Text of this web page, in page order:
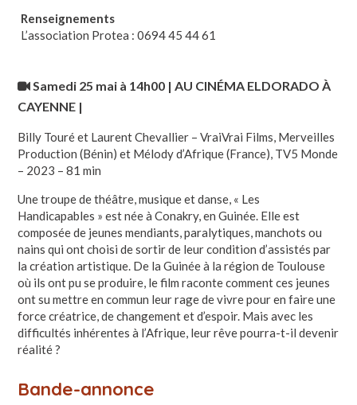
Renseignements
L’association Protea : 0694 45 44 61
Samedi 25 mai à 14h00 | AU CINÉMA ELDORADO À
CAYENNE|
Billy Touré et Laurent Chevallier – VraiVrai Films, Merveilles
Production (Bénin) et Mélody d’Afrique (France), TV5 Monde
– 2023 – 81 min
Une troupe de théâtre, musique et danse, « Les
Handicapables » est née à Conakry, en Guinée. Elle est
composée de jeunes mendiants, paralytiques, manchots ou
nains qui ont choisi de sortir de leur condition d’assistés par
la création artistique. De la Guinée à la région de Toulouse
où ils ont pu se produire, le film raconte comment ces jeunes
ont su mettre en commun leur rage de vivre pour en faire une
force créatrice, de changement et d’espoir. Mais avec les
difficultés inhérentes à l’Afrique, leur rêve pourra-t-il devenir
réalité ?
Bande-annonce